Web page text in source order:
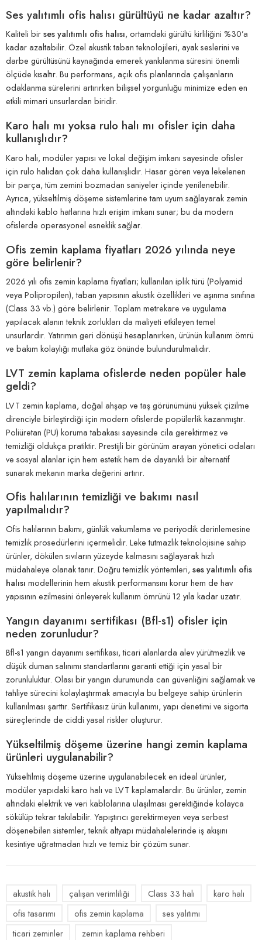
Ses yalıtımlı ofis halısı gürültüyü ne kadar azaltır?
Kaliteli birses yalıtımlı ofis halısı, ortamdaki gürültü kirliliğini %30’a
kadar azaltabilir. Özel akustik taban teknolojileri, ayak seslerini ve
darbe gürültüsünü kaynağında emerek yankılanma süresini önemli
ölçüde kısaltır. Bu performans, açık ofis planlarında çalışanların
odaklanma sürelerini artırırken bilişsel yorgunluğu minimize eden en
etkili mimari unsurlardan biridir.
Karo halı mı yoksa rulo halı mı ofisler için daha
kullanışlıdır?
Karo halı, modüler yapısı ve lokal değişim imkanı sayesinde ofisler
için rulo halıdan çok daha kullanışlıdır. Hasar gören veya lekelenen
bir parça, tüm zemini bozmadan saniyeler içinde yenilenebilir.
Ayrıca, yükseltilmiş döşeme sistemlerine tam uyum sağlayarak zemin
altındaki kablo hatlarına hızlı erişim imkanı sunar; bu da modern
ofislerde operasyonel esneklik sağlar.
Ofis zemin kaplama fiyatları 2026 yılında neye
göre belirlenir?
2026 yılı ofis zemin kaplama fiyatları; kullanılan iplik türü (Polyamid
veya Polipropilen), taban yapısının akustik özellikleri ve aşınma sınıfına
(Class 33 vb.) göre belirlenir. Toplam metrekare ve uygulama
yapılacak alanın teknik zorlukları da maliyeti etkileyen temel
unsurlardır. Yatırımın geri dönüşü hesaplanırken, ürünün kullanım ömrü
ve bakım kolaylığı mutlaka göz önünde bulundurulmalıdır.
LVT zemin kaplama ofislerde neden popüler hale
geldi?
LVT zemin kaplama, doğal ahşap ve taş görünümünü yüksek çizilme
direnciyle birleştirdiği için modern ofislerde popülerlik kazanmıştır.
Poliüretan (PU) koruma tabakası sayesinde cila gerektirmez ve
temizliği oldukça pratiktir. Prestijli bir görünüm arayan yönetici odaları
ve sosyal alanlar için hem estetik hem de dayanıklı bir alternatif
sunarak mekanın marka değerini artırır.
Ofis halılarının temizliği ve bakımı nasıl
yapılmalıdır?
Ofis halılarının bakımı, günlük vakumlama ve periyodik derinlemesine
temizlik prosedürlerini içermelidir. Leke tutmazlık teknolojisine sahip
ürünler, dökülen sıvıların yüzeyde kalmasını sağlayarak hızlı
müdahaleye olanak tanır. Doğru temizlik yöntemleri, ses yalıtımlı ofis
halısı modellerinin hem akustik performansını korur hem de hav
yapısının ezilmesini önleyerek kullanım ömrünü 12 yıla kadar uzatır.
Yangın dayanımı sertifikası (Bfl-s1) ofisler için
neden zorunludur?
Bfl-s1 yangın dayanımı sertifikası, ticari alanlarda alev yürütmezlik ve
düşük duman salınımı standartlarını garanti ettiği için yasal bir
zorunluluktur. Olası bir yangın durumunda can güvenliğini sağlamak ve
tahliye sürecini kolaylaştırmak amacıyla bu belgeye sahip ürünlerin
kullanılması şarttır. Sertifikasız ürün kullanımı, yapı denetimi ve sigorta
süreçlerinde de ciddi yasal riskler oluşturur.
Yükseltilmiş döşeme üzerine hangi zemin kaplama
ürünleri uygulanabilir?
Yükseltilmiş döşeme üzerine uygulanabilecek en ideal ürünler,
modüler yapıdaki karo halı ve LVT kaplamalardır. Bu ürünler, zemin
altındaki elektrik ve veri kablolarına ulaşılması gerektiğinde kolayca
sökülüp tekrar takılabilir. Yapıştırıcı gerektirmeyen veya serbest
döşenebilen sistemler, teknik altyapı müdahalelerinde iş akışını
kesintiye uğratmadan hızlı ve temiz bir çözüm sunar.
akustik halı çalışan verimliliği Class 33 halı
karo halı
ofis tasarımı
ofis zemin kaplama
ses yalıtımı
ticari zeminler
zemin kaplama rehberi